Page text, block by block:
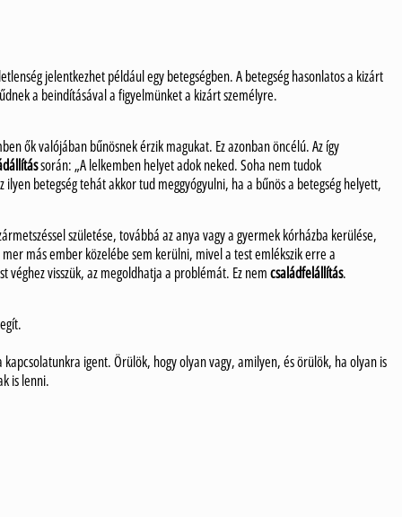
jelentkezhet például egy betegségben. A betegség hasonlatos a kizárt
a beindításával a figyelmünket a kizárt személyre.
ők valójában bűnösnek érzik magukat. Ez azonban öncélú. Az így
során: „A lelkemben helyet adok neked. Soha nem tudok
betegség tehát akkor tud meggyógyulni, ha a bűnös a betegség helyett,
születése, továbbá az anya vagy a gyermek kórházba kerülése,
más ember közelébe sem kerülni, mivel a test emlékszik erre a
véghez visszük, az megoldhatja a problémát. Ez nemcsaládfelállítás.
igent. Örülök, hogy olyan vagy, amilyen, és örülök, ha olyan is
is lenni.